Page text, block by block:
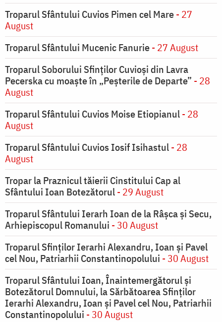
Troparul Sfântului Cuvios Pimen cel Mare- 27
August
Troparul Sfântului Mucenic Fanurie- 27 August
Troparul Soborului Sfinților Cuvioși din Lavra
Pecerska cu moaște în „Peșterile de Departe” - 28
August
Troparul Sfântului Cuvios Moise Etiopianul- 28
August
Troparul Sfântului Cuvios Iosif Isihastul- 28
August
Tropar la Praznicul tăierii Cinstitului Cap al
Sfântului Ioan Botezătorul- 29 August
Troparul Sfântului Ierarh Ioan de la Râşca şi Secu,
Arhiepiscopul Romanului - 30 August
Troparul Sfinţilor Ierarhi Alexandru, Ioan şi Pavel
cel Nou, Patriarhii Constantinopolului - 30 August
Troparul Sfântului Ioan, Înaintemergătorul şi
Botezătorul Domnului, la Sărbătoarea Sfinţilor
Ierarhi Alexandru, Ioan şi Pavel cel Nou, Patriarhii
Constantinopolului - 30 August